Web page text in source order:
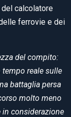
calcolatore
ferrovie e dei
del compito:
tempo reale sulle
battaglia persa
molto meno
considerazione